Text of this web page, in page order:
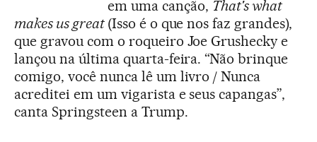
em uma canção, That's what
makes us great(Isso é o que nos faz grandes),
que gravou com o roqueiro Joe Grushecky e
lançou na última quarta-feira. “Não brinque
comigo, você nunca lê um livro / Nunca
acreditei em um vigarista e seus capangas”,
canta Springsteen a Trump.